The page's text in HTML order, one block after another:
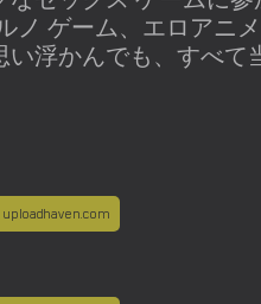
ノ ゲーム、エロアニ
浮かんでも、すべて
uploadhaven.com